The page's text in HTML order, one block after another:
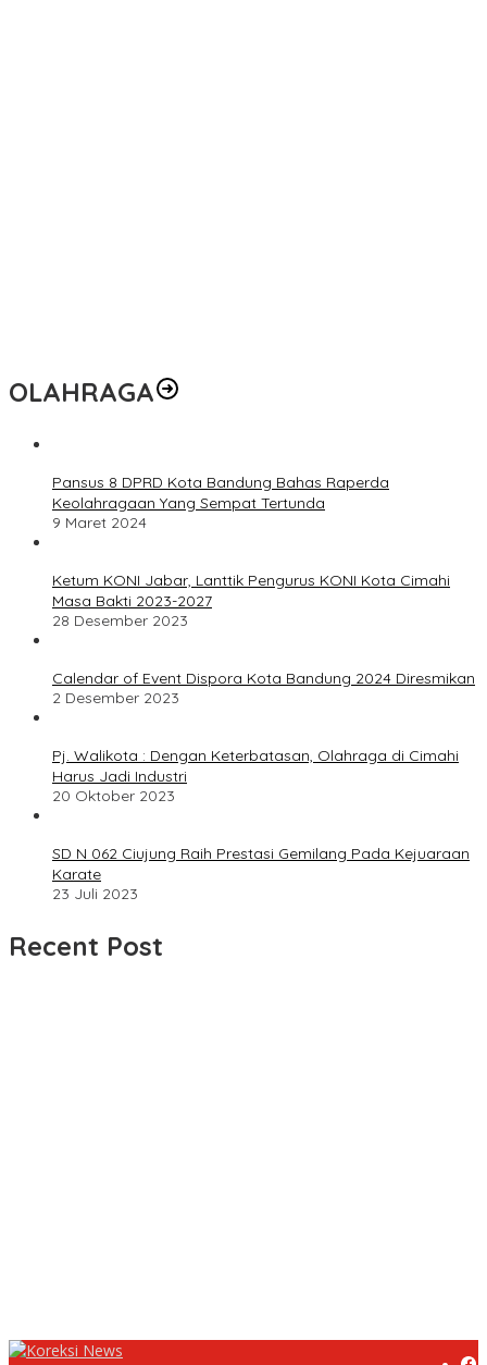
OLAHRAGA
Pansus 8 DPRD Kota Bandung Bahas Raperda
Keolahragaan Yang Sempat Tertunda
9 Maret 2024
Ketum KONI Jabar, Lanttik Pengurus KONI Kota Cimahi
Masa Bakti 2023-2027
28 Desember 2023
Calendar of Event Dispora Kota Bandung 2024 Diresmikan
2 Desember 2023
Pj. Walikota : Dengan Keterbatasan, Olahraga di Cimahi
Harus Jadi Industri
20 Oktober 2023
SD N 062 Ciujung Raih Prestasi Gemilang Pada Kejuaraan
Karate
23 Juli 2023
Recent Post